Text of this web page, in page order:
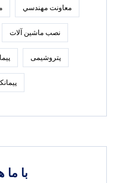
معاونت مهندسي
نصب ماشین آلات
پتروشیمی
با ما